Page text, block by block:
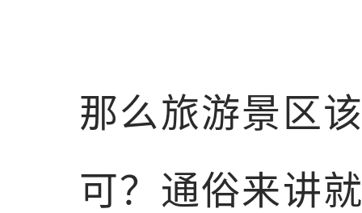
那么旅游景区
可？通俗来讲